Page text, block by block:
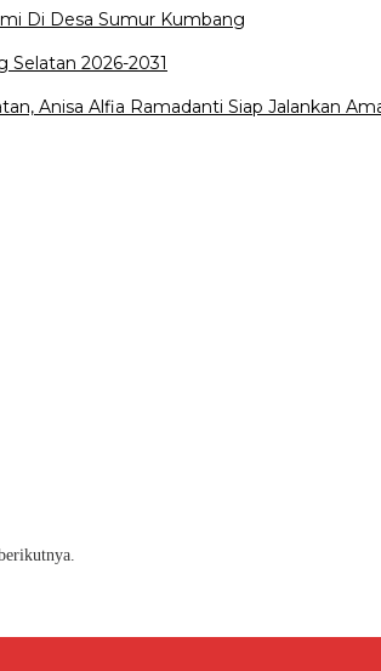
Di Desa Sumur Kumbang
2026-2031
Anisa Alfia Ramadanti Siap Jalankan